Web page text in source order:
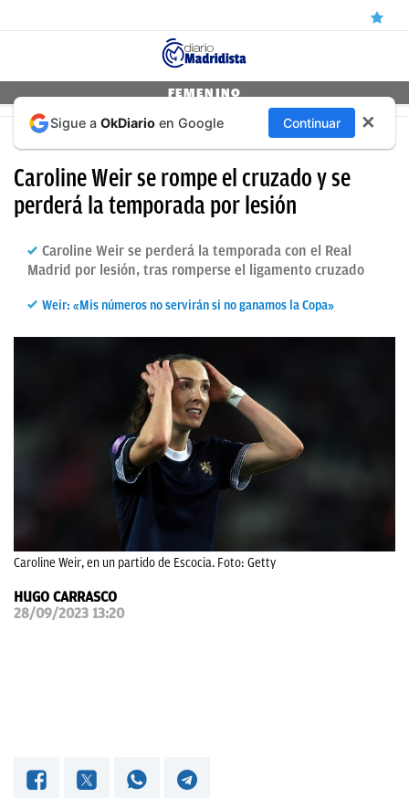
NOTICIAS
MADRID
CANTERA
FICHAJES
FEMENINO
DURANTE EL PARÓN DE SELECCIONES
Caroline Weir se rompe el cruzado y se
perderá la temporada por lesión
Caroline Weir se perderá la temporada con el Real
Madrid por lesión, tras romperse el ligamento cruzado
Weir: «Mis números no servirán si no ganamos la Copa»
Caroline Weir, en un partido de Escocia. Foto: Getty
HUGO CARRASCO
28/09/2023 13:20
Sigue a OkDiario en Google Continuar ✕